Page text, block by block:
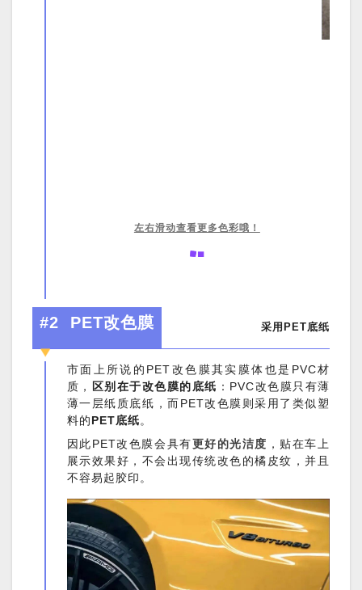
左右滑动查看更多色彩哦！
#2 PET改色膜 采用PET底纸
市面上所说的PET改色膜其实膜体也是PVC材
质，
区别在于改色膜的底纸 ：PVC改色膜只有薄
薄一层纸质底纸，而PET改色膜则采用了类似塑
料的PET底纸。
因此PET改色膜会具有更好的光洁度 ，贴在车上
展示效果好，不会出现传统改色的橘皮纹，并且
不容易起胶印。